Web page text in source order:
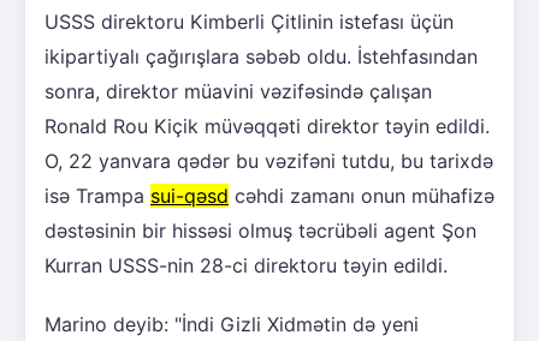
USSS direktoru Kimberli Çitlinin istefası üçün
ikipartiyalı çağırışlara səbəb oldu. İstehfasından
sonra, direktor müavini vəzifəsində çalışan
Ronald Rou Kiçik müvəqqəti direktor təyin edildi.
O, 22 yanvara qədər bu vəzifəni tutdu, bu tarixdə
isə Trampa sui-qəsd cəhdi zamanı onun mühafizə
dəstəsinin bir hissəsi olmuş təcrübəli agent Şon
Kurran USSS-nin 28-ci direktoru təyin edildi.
Marino deyib: "İndi Gizli Xidmətin də yeni